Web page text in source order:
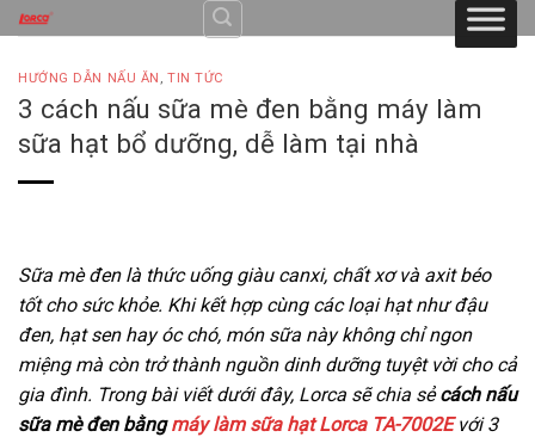
Skip
to
content
HƯỚNG DẪN NẤU ĂN ,TIN TỨC
3 cách nấu sữa mè đen bằng máy làm
sữa hạt bổ dưỡng, dễ làm tại nhà
Sữa mè đen là thức uống giàu canxi, chất xơ và axit béo
tốt cho sức khỏe. Khi kết hợp cùng các loại hạt như đậu
đen, hạt sen hay óc chó, món sữa này không chỉ ngon
miệng mà còn trở thành nguồn dinh dưỡng tuyệt vời cho cả
gia đình. Trong bài viết dưới đây, Lorca sẽ chia sẻcách nấu
sữa mè đen bằngmáy làm sữa hạt Lorca TA-7002Evới 3